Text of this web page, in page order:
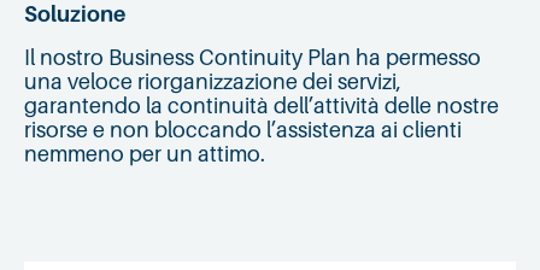
Soluzione
Il nostro Business Continuity Plan ha permesso
una veloce riorganizzazione dei servizi,
garantendo la continuità dell’attività delle nostre
risorse e non bloccando l’assistenza ai clienti
nemmeno per un attimo.